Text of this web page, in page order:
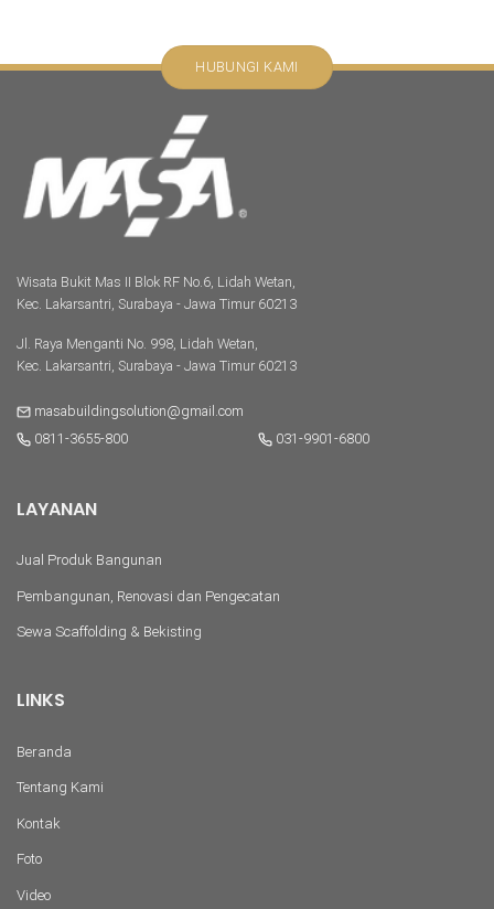
Wisata Bukit Mas II Blok RF No.6, Lidah Wetan,
Kec. Lakarsantri, Surabaya - Jawa Timur 60213
Jl. Raya Menganti No. 998, Lidah Wetan,
Kec. Lakarsantri, Surabaya - Jawa Timur 60213
masabuildingsolution@gmail.com
0811-3655-800
031-9901-6800
LAYANAN
Jual Produk Bangunan
Pembangunan, Renovasi dan Pengecatan
Sewa Scaffolding & Bekisting
LINKS
Beranda
Tentang Kami
Kontak
Foto
Video
HUBUNGI KAMI